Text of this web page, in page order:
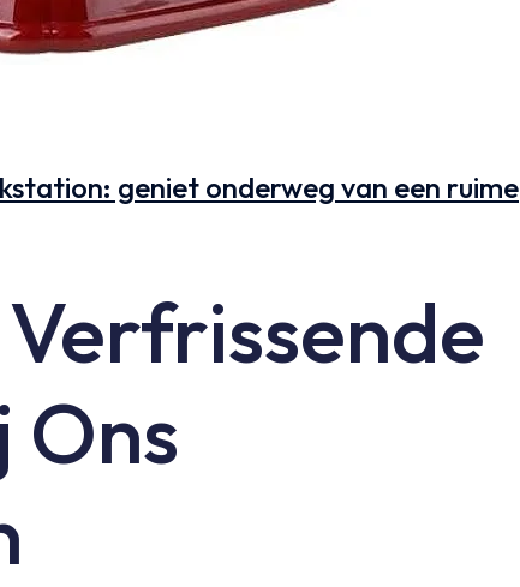
geniet onderweg van een ruime
Ons